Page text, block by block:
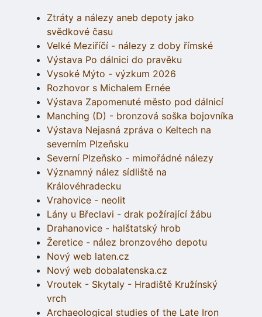
Ztráty a nálezy aneb depoty jako
svědkové času
Velké Meziříčí - nálezy z doby římské
Výstava Po dálnici do pravěku
Vysoké Mýto - výzkum 2026
Rozhovor s Michalem Ernée
Výstava Zapomenuté město pod dálnicí
Manching (D) - bronzová soška bojovníka
Výstava Nejasná zpráva o Keltech na
severním Plzeňsku
Severní Plzeňsko - mimořádné nálezy
Významný nález sídliště na
Královéhradecku
Vrahovice - neolit
Lány u Břeclavi - drak požírající žábu
Drahanovice - halštatský hrob
Žeretice - nález bronzového depotu
Nový web laten.cz
Nový web dobalatenska.cz
Vroutek - Skytaly - Hradiště Kružínský
vrch
Archaeological studies of the Late Iron